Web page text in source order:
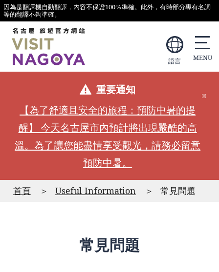
因為是翻譯機自動翻譯，內容不保證100％準確。此外，有時部分專有名詞
等的翻譯不夠準確。
語言
重要通知
【為了舒適且安全的旅程：預防中暑的提
醒】 今天名古屋市內預計將出現嚴酷的高
溫。為了讓您能盡情享受觀光，請務必留意
預防中暑。
首頁 Useful Information 常見問題
常見問題